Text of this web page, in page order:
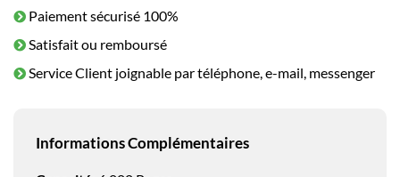
Paiement sécurisé 100%
Satisfait ou remboursé
Service Client joignable par téléphone, e-mail, messenger
Informations Complémentaires